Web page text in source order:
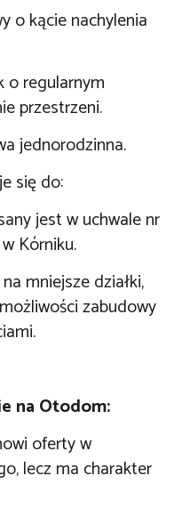
o kącie nachylenia
o regularnym
przestrzeni.
jednorodzinna.
się do:
jest w uchwale nr
Kórniku.
mniejsze działki,
zabudowy
na Otodom:
oferty w
lecz ma charakter